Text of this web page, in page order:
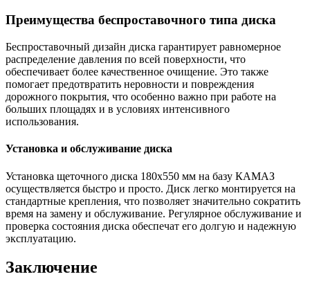
Преимущества беспроставочного типа диска
Беспроставочный дизайн диска гарантирует равномерное
распределение давления по всей поверхности, что
обеспечивает более качественное очищение. Это также
помогает предотвратить неровности и повреждения
дорожного покрытия, что особенно важно при работе на
больших площадях и в условиях интенсивного
использования.
Установка и обслуживание диска
Установка щеточного диска 180х550 мм на базу КАМАЗ
осуществляется быстро и просто. Диск легко монтируется на
стандартные крепления, что позволяет значительно сократить
время на замену и обслуживание. Регулярное обслуживание и
проверка состояния диска обеспечат его долгую и надежную
эксплуатацию.
Заключение